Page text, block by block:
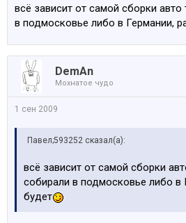
всё зависит от самой сборки
в подмосковье либо в Германии,
DemAn
Мохнатое чудо
1 сен 2009
Павел;593252 сказал(а):
всё зависит от самой сборки
собирали в подмосковье либо в
будет